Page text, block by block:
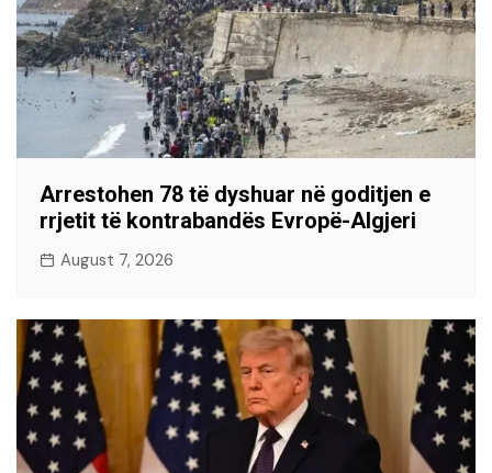
Arrestohen 78 të dyshuar në goditjen e
rrjetit të kontrabandës Evropë-Algjeri
August 7, 2026